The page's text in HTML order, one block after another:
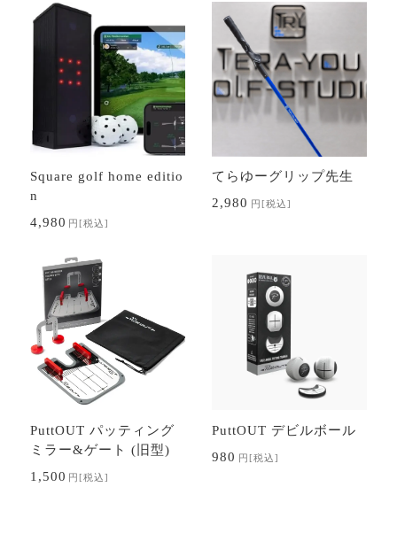
Square golf home editio
n
4,980 円[税込]
てらゆーグリップ先生
2,980 円[税込]
PuttOUT パッティング
ミラー&ゲート (旧型)
1,500 円[税込]
PuttOUT デビルボール
980 円[税込]